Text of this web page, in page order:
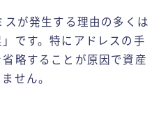
が発生する理由の多くは
です。特にアドレスの手
略することが原因で資産
せん。